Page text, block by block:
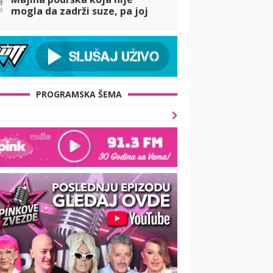
mogla da zadrži suze, pa joj
sa Asminom! (VIDEO)
PROGRAMSKA ŠEMA